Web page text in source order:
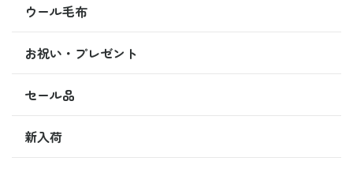
ウール毛布
お祝い・プレゼント
セール品
新入荷